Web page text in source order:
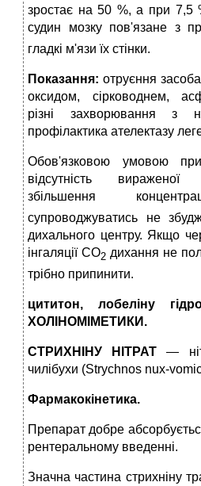
зростає на 50 %, а при 7,5
судин мозку пов'язане з
гладкі м'язи їх стінки.
Показання: отруєння
оксидом, сірководнем,
різні захворюван­ня з
профілактика ателектазу
Обов'язковою умовою
відсутність вираженої
збільшення
супроводжуватись не
дихального центру. Якщо
інгаляції СО2 дихання не
трібно припинити.
цититон, лобеліну
ХОЛІНОМІМЕТИКИ.
СТРИХНІНУ НІТРАТ —
чилібухи (Strychnos nux-
Фармакокінетика.
Препарат доб­ре
рентеральному введенні.
Значна частина стрихніну